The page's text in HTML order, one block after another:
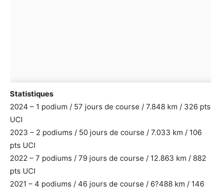
Statistiques
2024 – 1 podium / 57 jours de course / 7.848 km / 326 pts
UCI
2023 – 2 podiums / 50 jours de course / 7.033 km / 106
pts UCI
2022 – 7 podiums / 79 jours de course / 12.863 km / 882
pts UCI
2021 – 4 podiums / 46 jours de course / 6?488 km / 146